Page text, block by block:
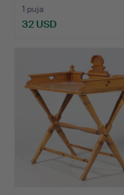
1 puja
32 USD